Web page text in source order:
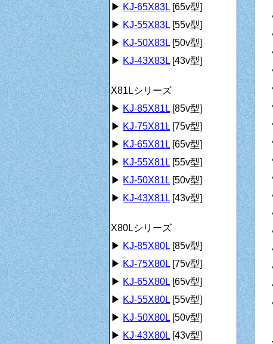
▶ KJ-65X83L [65v型]
▶ KJ-55X83L [55v型]
▶ KJ-50X83L [50v型]
▶ KJ-43X83L [43v型]
X81Lシリーズ
▶ KJ-85X81L [85v型]
▶ KJ-75X81L [75v型]
▶ KJ-65X81L [65v型]
▶ KJ-55X81L [55v型]
▶ KJ-50X81L [50v型]
▶ KJ-43X81L [43v型]
X80Lシリーズ
▶ KJ-85X80L [85v型]
▶ KJ-75X80L [75v型]
▶ KJ-65X80L [65v型]
▶ KJ-55X80L [55v型]
▶ KJ-50X80L [50v型]
▶ KJ-43X80L [43v型]